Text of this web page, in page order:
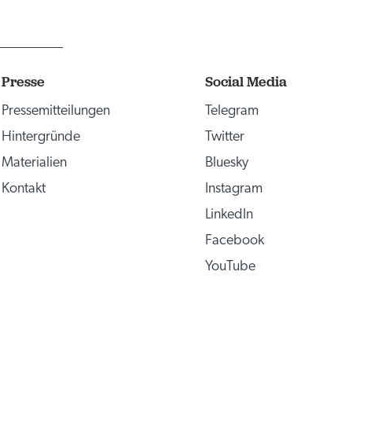
Presse
Pressemitteilungen
Hintergründe
Materialien
Kontakt
Social Media
Telegram
Twitter
Bluesky
Instagram
LinkedIn
Facebook
YouTube